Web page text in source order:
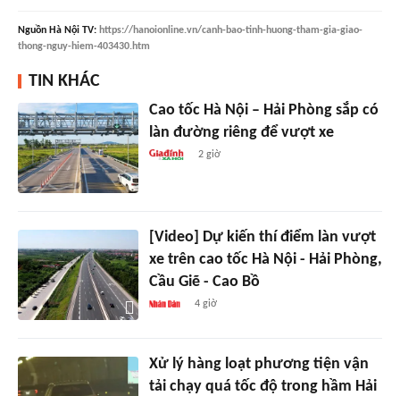
Nguồn Hà Nội TV: https://hanoionline.vn/canh-bao-tinh-huong-tham-gia-giao-
thong-nguy-hiem-403430.htm
TIN KHÁC
Cao tốc Hà Nội – Hải Phòng sắp có
làn đường riêng để vượt xe
2 giờ
[Video] Dự kiến thí điểm làn vượt
xe trên cao tốc Hà Nội - Hải Phòng,
Cầu Giẽ - Cao Bồ
4 giờ
Xử lý hàng loạt phương tiện vận
tải chạy quá tốc độ trong hầm Hải